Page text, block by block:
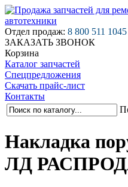
Отдел продаж: 8 800 511 1045
ЗАКАЗАТЬ ЗВОНОК
Корзина
Каталог запчастей
Спецпредложения
Скачать прайс-лист
Контакты
Накладка
ЛД